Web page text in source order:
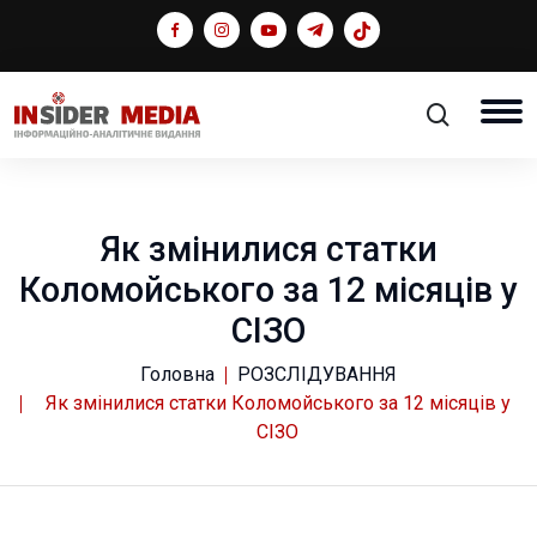
Як змінилися статки
Коломойського за 12 місяців у
СІЗО
Головна
РОЗСЛІДУВАННЯ
Як змінилися статки Коломойського за 12 місяців у
СІЗО